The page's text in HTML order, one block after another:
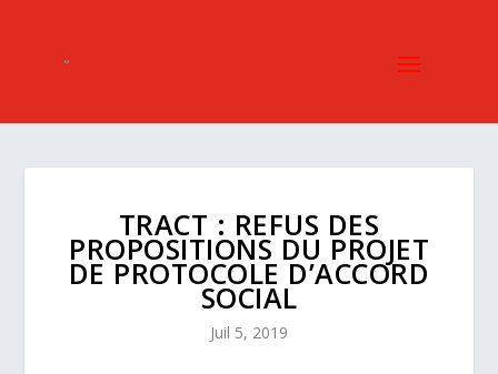
TRACT : REFUS DES
PROPOSITIONS DU PROJET
DE PROTOCOLE D’ACCORD
SOCIAL
Juil 5, 2019